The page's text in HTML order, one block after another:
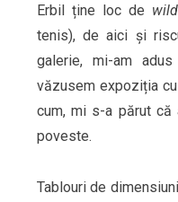
Erbil ține loc de
tenis), de aici și
galerie, mi-am
văzusem expoziția
cum, mi s-a părut că
poveste.
Tablouri de